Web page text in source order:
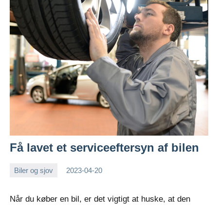
Få lavet et serviceeftersyn af bilen
Biler og sjov 2023-04-20
Når du køber en bil, er det vigtigt at huske, at den